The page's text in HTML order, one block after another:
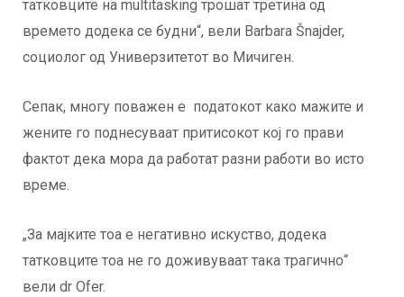
татковците на multitasking трошат третина од
времето додека се будни“, вели Bаrbara Šnajder,
социолог од Универзитетот во Мичиген.
Сепак, многу поважен е податокот како мажите и
жените го поднесуваат притисокот кој го прави
фактот дека мора да работат разни работи во исто
време.
„За мајките тоа е негативно искуство, додека
татковците тоа не го доживуваат така трагично“
вели dr Ofer.